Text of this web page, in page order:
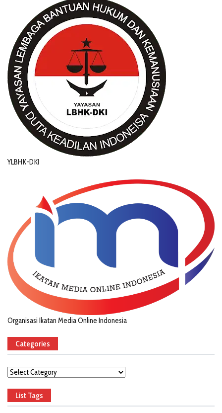
YLBHK-DKI
Organisasi Ikatan Media Online Indonesia
Categories
Categories
List Tags